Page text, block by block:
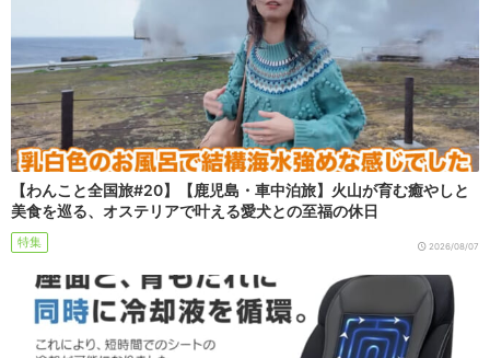
【わんこと全国旅#20】【鹿児島・車中泊旅】火山が育む癒やしと
美食を巡る、オステリアで叶える愛犬との至福の休日
特集 2026/08/07